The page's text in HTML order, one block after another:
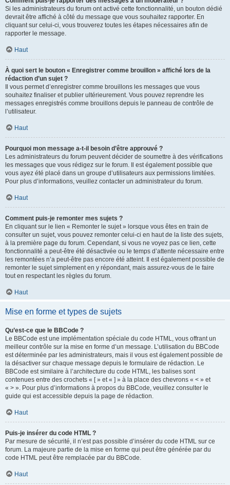
Si les administrateurs du forum ont activé cette fonctionnalité, un bouton dédié
devrait être affiché à côté du message que vous souhaitez rapporter. En
cliquant sur celui-ci, vous trouverez toutes les étapes nécessaires afin de
rapporter le message.
Haut
À quoi sert le bouton « Enregistrer comme brouillon » affiché lors de la
rédaction d’un sujet ?
Il vous permet d’enregistrer comme brouillons les messages que vous
souhaitez finaliser et publier ultérieurement. Vous pouvez reprendre les
messages enregistrés comme brouillons depuis le panneau de contrôle de
l’utilisateur.
Haut
Pourquoi mon message a-t-il besoin d’être approuvé ?
Les administrateurs du forum peuvent décider de soumettre à des vérifications
les messages que vous rédigez sur le forum. Il est également possible que
vous ayez été placé dans un groupe d’utilisateurs aux permissions limitées.
Pour plus d’informations, veuillez contacter un administrateur du forum.
Haut
Comment puis-je remonter mes sujets ?
En cliquant sur le lien « Remonter le sujet » lorsque vous êtes en train de
consulter un sujet, vous pouvez remonter celui-ci en haut de la liste des sujets,
à la première page du forum. Cependant, si vous ne voyez pas ce lien, cette
fonctionnalité a peut-être été désactivée ou le temps d’attente nécessaire entre
les remontées n’a peut-être pas encore été atteint. Il est également possible de
remonter le sujet simplement en y répondant, mais assurez-vous de le faire
tout en respectant les règles du forum.
Haut
Mise en forme et types de sujets
Qu’est-ce que le BBCode ?
Le BBCode est une implémentation spéciale du code HTML, vous offrant un
meilleur contrôle sur la mise en forme d’un message. L’utilisation du BBCode
est déterminée par les administrateurs, mais il vous est également possible de
la désactiver sur chaque message depuis le formulaire de rédaction. Le
BBCode est similaire à l’architecture du code HTML, les balises sont
contenues entre des crochets « [ » et « ] » à la place des chevrons « < » et
« > ». Pour plus d’informations à propos du BBCode, veuillez consulter le
guide qui est accessible depuis la page de rédaction.
Haut
Puis-je insérer du code HTML ?
Par mesure de sécurité, il n’est pas possible d’insérer du code HTML sur ce
forum. La majeure partie de la mise en forme qui peut être générée par du
code HTML peut être remplacée par du BBCode.
Haut